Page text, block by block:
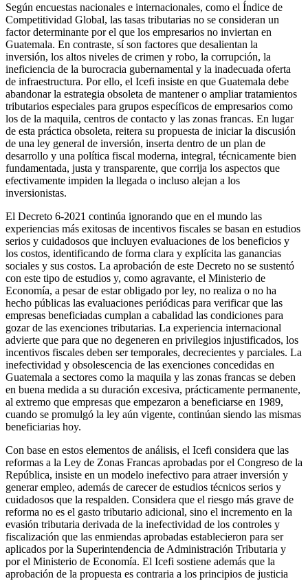
Según encuestas nacionales e internacionales, como el Índice de
Competitividad Global, las tasas tributarias no se consideran un
factor determinante por el que los empresarios no inviertan en
Guatemala. En contraste, sí son factores que desalientan la
inversión, los altos niveles de crimen y robo, la corrupción, la
ineficiencia de la burocracia gubernamental y la inadecuada oferta
de infraestructura. Por ello, el Icefi insiste en que Guatemala debe
abandonar la estrategia obsoleta de mantener o ampliar tratamientos
tributarios especiales para grupos específicos de empresarios como
los de la maquila, centros de contacto y las zonas francas. En lugar
de esta práctica obsoleta, reitera su propuesta de iniciar la discusión
de una ley general de inversión, inserta dentro de un plan de
desarrollo y una política fiscal moderna, integral, técnicamente bien
fundamentada, justa y transparente, que corrija los aspectos que
efectivamente impiden la llegada o incluso alejan a los
inversionistas.
El Decreto 6-2021 continúa ignorando que en el mundo las
experiencias más exitosas de incentivos fiscales se basan en estudios
serios y cuidadosos que incluyen evaluaciones de los beneficios y
los costos, identificando de forma clara y explícita las ganancias
sociales y sus costos. La aprobación de este Decreto no se sustentó
con este tipo de estudios y, como agravante, el Ministerio de
Economía, a pesar de estar obligado por ley, no realiza o no ha
hecho públicas las evaluaciones periódicas para verificar que las
empresas beneficiadas cumplan a cabalidad las condiciones para
gozar de las exenciones tributarias. La experiencia internacional
advierte que para que no degeneren en privilegios injustificados, los
incentivos fiscales deben ser temporales, decrecientes y parciales. La
inefectividad y obsolescencia de las exenciones concedidas en
Guatemala a sectores como la maquila y las zonas francas se deben
en buena medida a su duración excesiva, prácticamente permanente,
al extremo que empresas que empezaron a beneficiarse en 1989,
cuando se promulgó la ley aún vigente, continúan siendo las mismas
beneficiarias hoy.
Con base en estos elementos de análisis, el Icefi considera que las
reformas a la Ley de Zonas Francas aprobadas por el Congreso de la
República, insiste en un modelo inefectivo para atraer inversión y
generar empleo, además de carecer de estudios técnicos serios y
cuidadosos que la respalden. Considera que el riesgo más grave de
reforma no es el gasto tributario adicional, sino el incremento en la
evasión tributaria derivada de la inefectividad de los controles y
fiscalización que las enmiendas aprobadas establecieron para ser
aplicados por la Superintendencia de Administración Tributaria y
por el Ministerio de Economía. El Icefi sostiene además que la
aprobación de la propuesta es contraria a los principios de justicia